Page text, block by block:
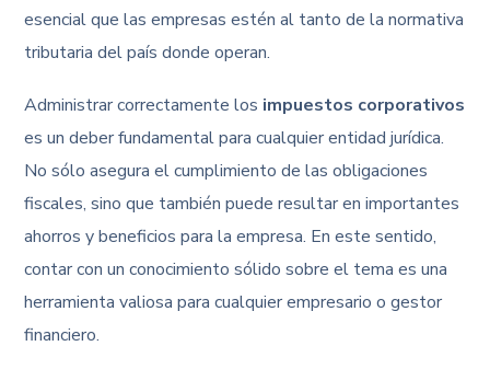
esencial que las empresas estén al tanto de la normativa
tributaria del país donde operan.
Administrar correctamente los impuestos corporativos
es un deber fundamental para cualquier entidad jurídica.
No sólo asegura el cumplimiento de las obligaciones
fiscales, sino que también puede resultar en importantes
ahorros y beneficios para la empresa. En este sentido,
contar con un conocimiento sólido sobre el tema es una
herramienta valiosa para cualquier empresario o gestor
financiero.